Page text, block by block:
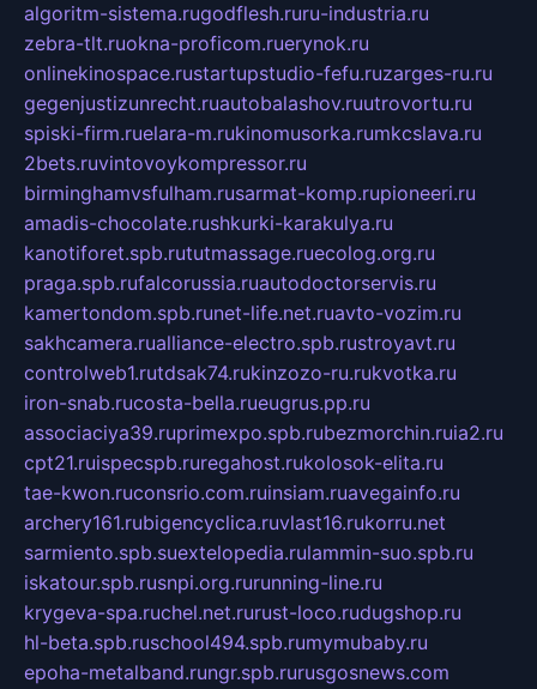
algoritm-sistema.rugodflesh.ruru-industria.ru
zebra-tlt.ruokna-proficom.ruerynok.ru
onlinekinospace.rustartupstudio-fefu.ruzarges-ru.ru
gegenjustizunrecht.ruautobalashov.ruutrovortu.ru
spiski-firm.ruelara-m.rukinomusorka.rumkcslava.ru
2bets.ruvintovoykompressor.ru
birminghamvsfulham.rusarmat-komp.rupioneeri.ru
amadis-chocolate.rushkurki-karakulya.ru
kanotiforet.spb.rututmassage.ruecolog.org.ru
praga.spb.rufalcorussia.ruautodoctorservis.ru
kamertondom.spb.runet-life.net.ruavto-vozim.ru
sakhcamera.rualliance-electro.spb.rustroyavt.ru
controlweb1.rutdsak74.rukinzozo-ru.rukvotka.ru
iron-snab.rucosta-bella.rueugrus.pp.ru
associaciya39.ruprimexpo.spb.rubezmorchin.ruia2.ru
cpt21.ruispecspb.ruregahost.rukolosok-elita.ru
tae-kwon.ruconsrio.com.ruinsiam.ruavegainfo.ru
archery161.rubigencyclica.ruvlast16.rukorru.net
sarmiento.spb.suextelopedia.rulammin-suo.spb.ru
iskatour.spb.rusnpi.org.rurunning-line.ru
krygeva-spa.ruchel.net.rurust-loco.rudugshop.ru
hl-beta.spb.ruschool494.spb.rumymubaby.ru
epoha-metalband.rungr.spb.rurusgosnews.com